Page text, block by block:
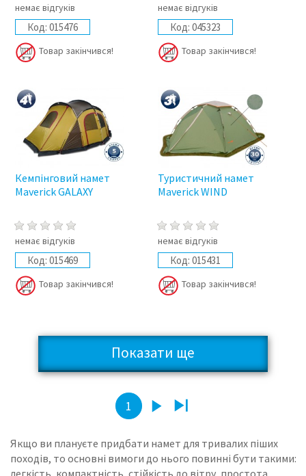
немає відгуків
Код: 015476
Товар закінчився!
немає відгуків
Код: 045323
Товар закінчився!
Кемпінговий намет
Maverick GALAXY
немає відгуків
Код: 015469
Товар закінчився!
Туристичний намет
Maverick WIND
немає відгуків
Код: 015431
Товар закінчився!
Показати ще
1
Якщо ви плануєте придбати намет для тривалих піших
походів, то основні вимоги до нього повинні бути такими: